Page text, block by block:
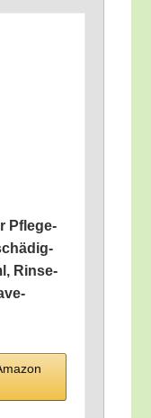
Pfle­ge-
Rin­se-